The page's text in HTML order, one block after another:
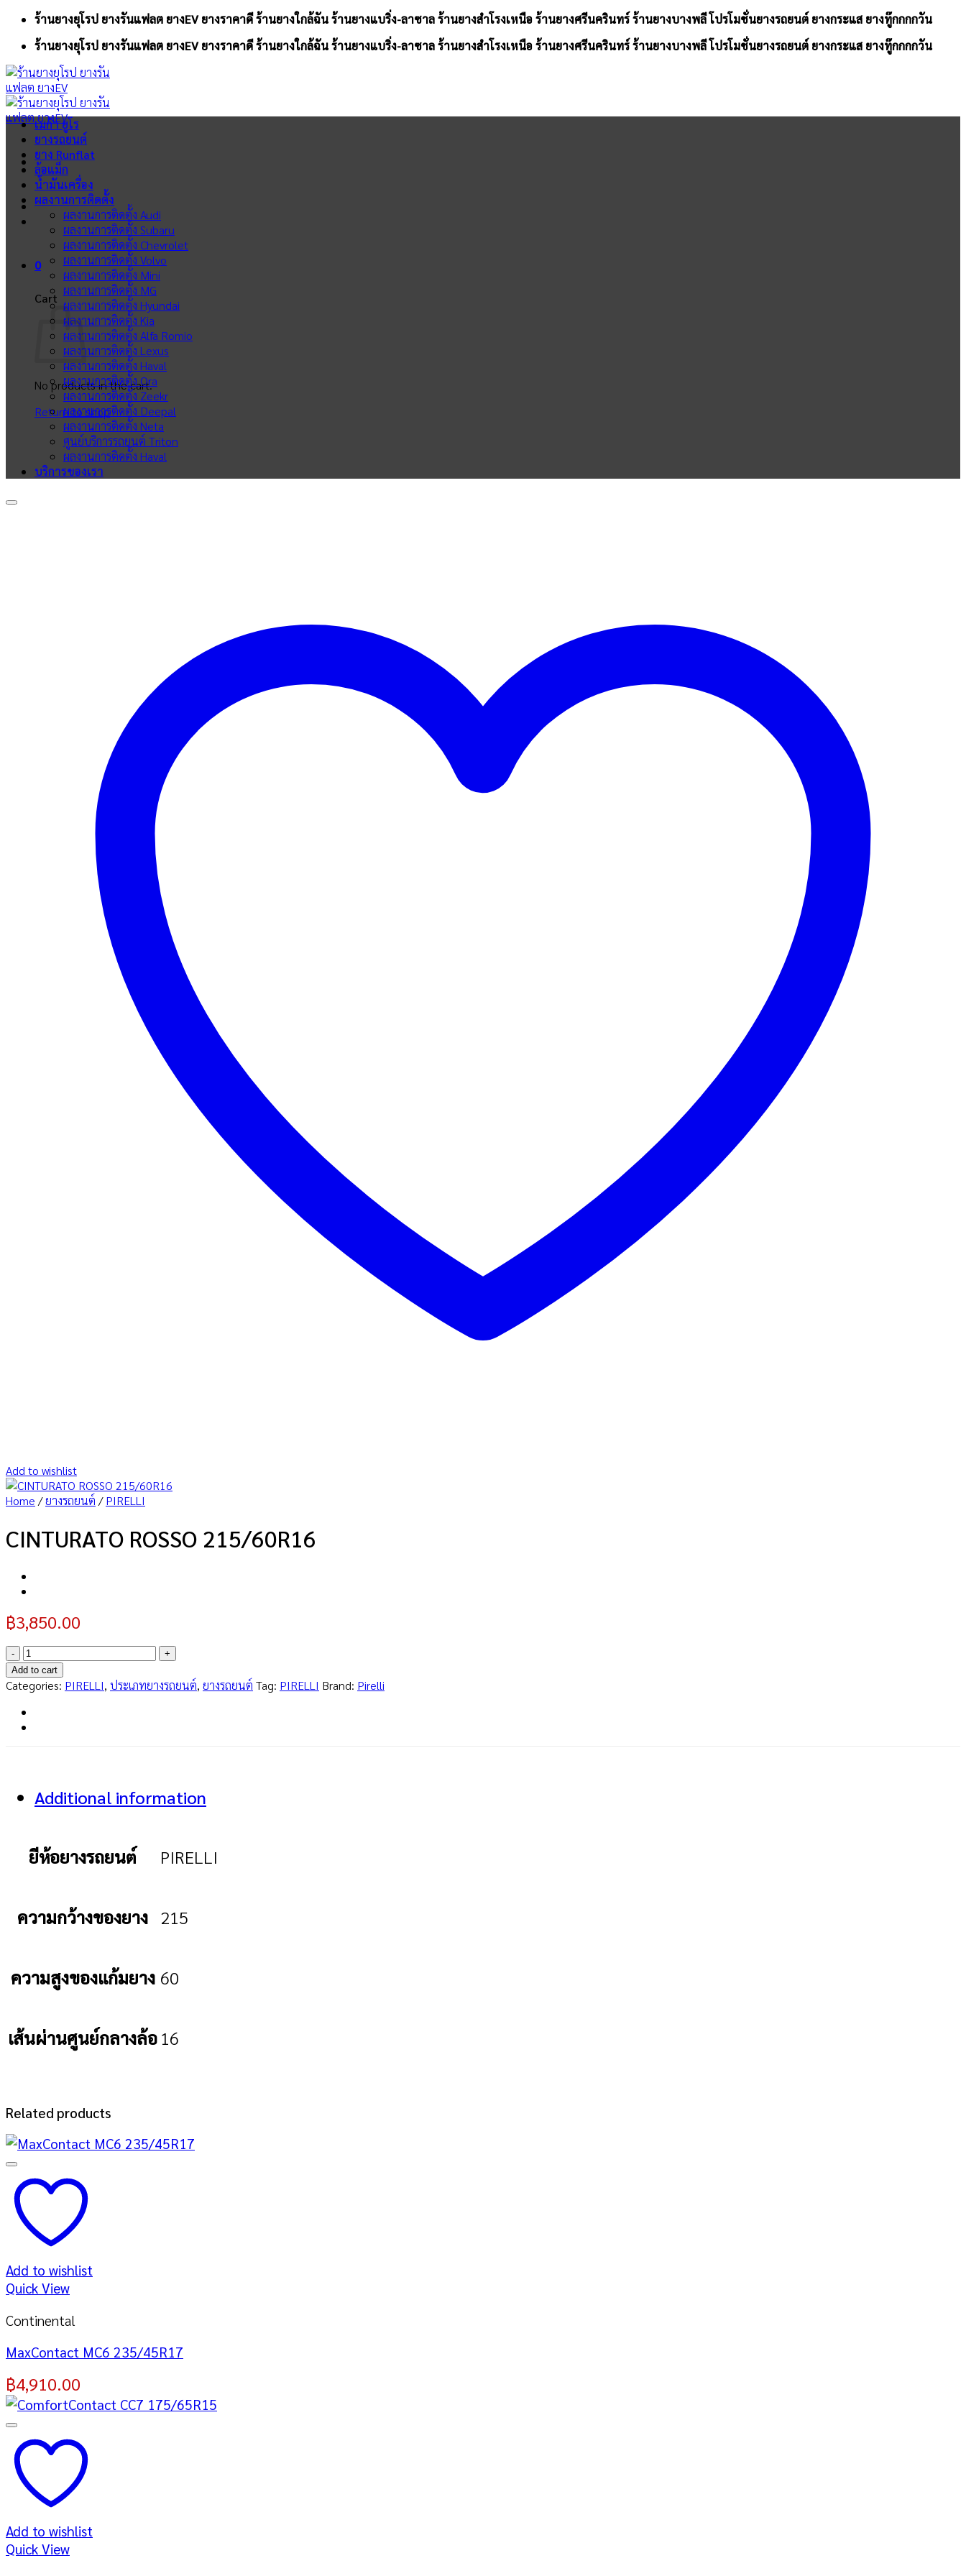
Skip
content
ร้านยางยุโรป ยางรันแฟลต ยางEV ยางราคาดี ร้านยางใกล้ฉัน ร้านยางแบริ่ง-ลาซาล ร้านยางสำโรงเหนือ ร้านยางศรีนครินทร์ ร้านยางบางพลี โปรโมชั่นยางรถยนต์ ยางกระแส ยางทู๊กกกกวัน
ร้านยางยุโรป ยางรันแฟลต ยางEV ยางราคาดี ร้านยางใกล้ฉัน ร้านยางแบริ่ง-ลาซาล ร้านยางสำโรงเหนือ ร้านยางศรีนครินทร์ ร้านยางบางพลี โปรโมชั่นยางรถยนต์ ยางกระแส ยางทู๊กกกกวัน
0
Cart
No products in the cart.
Return to shop
เมก้า ยูโร
ยางรถยนต์
ยาง Runflat
ล้อแม็ก
น้ำมันเครื่อง
ผลงานการติดตั้ง
ผลงานการติดตั้ง Audi
ผลงานการติดตั้ง Subaru
ผลงานการติดตั้ง Chevrolet
ผลงานการติดตั้ง Volvo
ผลงานการติดตั้ง Mini
ผลงานการติดตั้ง MG
ผลงานการติดตั้ง Hyundai
ผลงานการติดตั้ง Kia
ผลงานการติดตั้ง Alfa Romio
ผลงานการติดตั้ง Lexus
ผลงานการติดตั้ง Haval
ผลงานการติดตั้ง Ora
ผลงานการติดตั้ง Zeekr
ผลงานการติดตั้ง Deepal
ผลงานการติดตั้ง Neta
ศูนย์บริการรถยนต์ Triton
ผลงานการติดตั้ง Haval
บริการของเรา
Add to wishlist
Home /ยางรถยนต์ / PIRELLI
CINTURATO ROSSO 215/60R16
฿3,850.00
CINTURATO
ROSSO
215/60R16
quantity
Add to cart
Categories: PIRELLI, ประเภทยางรถยนต์, ยางรถยนต์ Tag: PIRELLI Brand: Pirelli
Additional information
ยีห้อยางรถยนต์ PIRELLI
ความกว้างของยาง 215
ความสูงของแก้มยาง 60
เส้นผ่านศูนย์กลางล้อ16
Related products
Add to wishlist
Quick View
Continental
MaxContact MC6 235/45R17
฿4,910.00
Add to wishlist
Quick View